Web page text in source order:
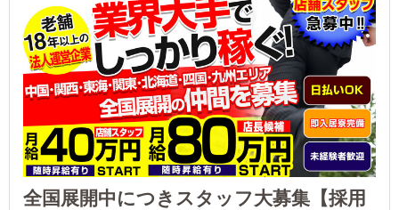
全国展開中につきスタッフ大募集【採用